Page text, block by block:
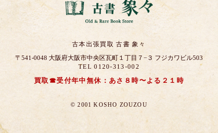
古本出張買取 古書 象々
〒541-0048 大阪府大阪市中央区瓦町１丁目７−３ フジカワビル503
TEL 0120-313-002
買取☎受付年中無休：あさ８時〜よる２１時
© 2001 KOSHO ZOUZOU